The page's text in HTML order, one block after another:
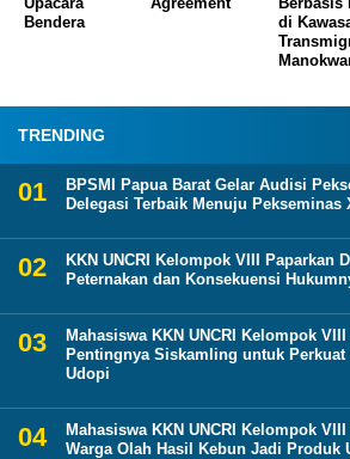
Bendera
di
TRENDING
BPSMI Papua Barat Gelar Audisi
Delegasi Terbaik Menuju Pekseminas
KKN UNCRI Kelompok VIII Paparkan
Peternakan dan Konsekuensi
Mahasiswa KKN UNCRI Kelompok
Pentingnya Siskamling untuk Perkuat
Udopi
Mahasiswa KKN UNCRI Kelompok
Warga Olah Hasil Kebun Jadi Produk